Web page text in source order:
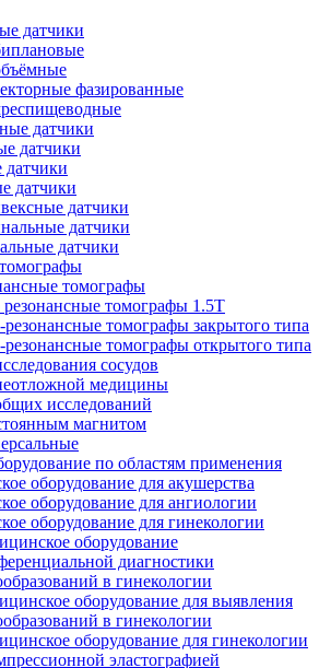
датчики
фазированные
датчики
датчики
датчики
датчики
датчики
датчики
томографы
томографы 1.5Т
томографы закрытого типа
томографы открытого типа
сосудов
медицины
исследований
магнитом
по областям применения
оборудование для акушерства
оборудование для ангиологии
оборудование для гинекологии
оборудование
диагностики
в гинекологии
оборудование для выявления
в гинекологии
оборудование для гинекологии
эластографией